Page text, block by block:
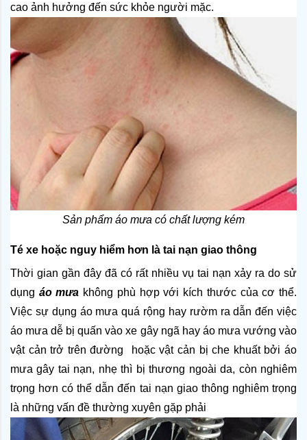
cao ảnh hưởng đến sức khỏe người mặc.
Sản phẩm áo mưa có chất lượng kém
Té xe hoặc nguy hiểm hơn là tai nạn giao thông
Thời gian gần đây đã có rất nhiều vụ tai nạn xảy ra do sử
dụng áo mưa không phù hợp với kích thước của cơ thể.
Việc sự dụng áo mưa quá rộng hay rườm ra dẫn đến việc
áo mưa dễ bị quấn vào xe gây ngã hay áo mưa vướng vào
vật cản trở trên đường  hoặc vật cản bị che khuất bởi áo
mưa gây tai nạn, nhẹ thì bị thương ngoài da, còn nghiêm
trọng hơn có thể dẫn đến tai nạn giao thông nghiêm trọng
là những vấn đề thường xuyên gặp phải